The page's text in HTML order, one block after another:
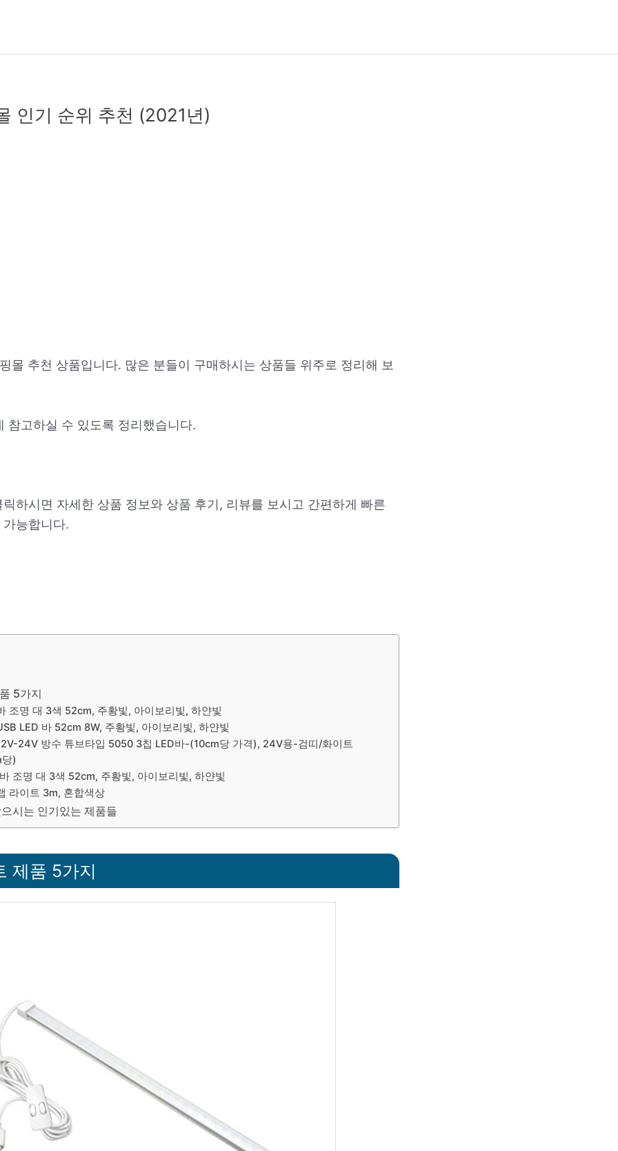
인기 순위 추천 (2021년)
몰 추천 상품입니다. 많은 분들이 구매하시는 상품들 위주로 정리해 보
참고하실 수 있도록 정리했습니다.
하시면 자세한 상품 정보와 상품 후기, 리뷰를 보시고 간편하게 빠른
능합니다.
5가지
조명 대 3색 52cm, 주황빛, 아이보리빛, 하얀빛
LED 바 52cm 8W, 주황빛, 아이보리빛, 하얀빛
24V 방수 튜브타입 5050 3칩 LED바-(10cm당 가격), 24V용-검띠/화이트
)
조명 대 3색 52cm, 주황빛, 아이보리빛, 하얀빛
라이트 3m, 혼합색상
시는 인기있는 제품들
제품 5가지